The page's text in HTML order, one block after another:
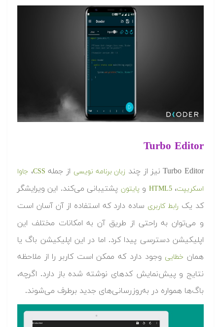
Turbo Editor
Turbo Editor نیز از چند زبان برنامه نویسی از جمله CSS، جاوا
اسکریپت،HTML5 و پایتون پشتیبانی می‌کند. این ویرایشگر
کد یک رابط کاربری ساده دارد که استفاده از آن آسان است
و می‌توان به راحتی از طریق آن به امکانات مختلف این
اپلیکیشن دسترسی پیدا کرد. اما در این اپلیکیشن باگ یا
همان خطایی وجود دارد که ممکن است کاربر را از ملاحظه
نتایج و پیش‌نمایش کدهای نوشته شده باز دارد. اگرچه،
باگ‌ها همواره در به‌روزرسانی‌های جدید برطرف می‌شوند.